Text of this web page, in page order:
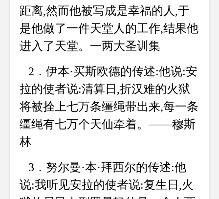
距离,然而他被写成是幸福的人,于
是他做了一件天堂人的工作,结果他
进入了天堂。一两大圣训集
2．伊本·买斯欧德的传述:他说:安
拉的使者说:清算日,折汉难的火狱
将被拴上七万条缰绳带出来,每一条
缰绳有七万个天仙牵着。——穆斯
林
3．努尔曼·本·拜西尔的传述:他
说:我听见安拉的使者说:复生日,火